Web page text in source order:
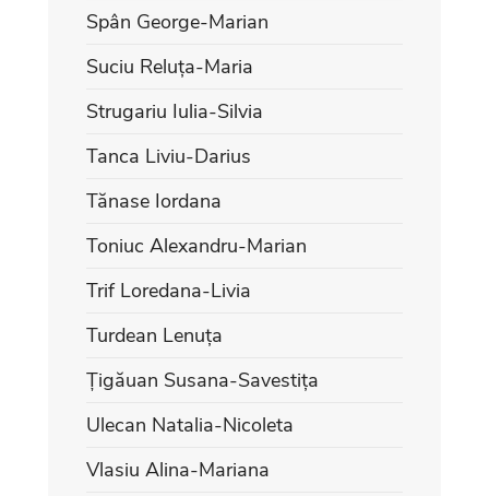
Spân George-Marian
Suciu Reluța-Maria
Strugariu Iulia-Silvia
Tanca Liviu-Darius
Tănase Iordana
Toniuc Alexandru-Marian
Trif Loredana-Livia
Turdean Lenuța
Țigăuan Susana-Savestița
Ulecan Natalia-Nicoleta
Vlasiu Alina-Mariana